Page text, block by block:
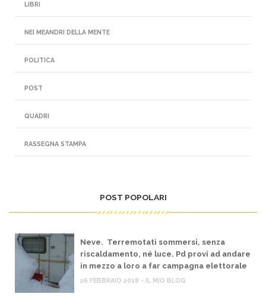
LIBRI
NEI MEANDRI DELLA MENTE
POLITICA
POST
QUADRI
RASSEGNA STAMPA
POST POPOLARI
Neve. Terremotati sommersi, senza
riscaldamento, né luce. Pd provi ad andare
in mezzo a loro a far campagna elettorale
26 FEBBRAIO 2018 - IL MIO BLOG